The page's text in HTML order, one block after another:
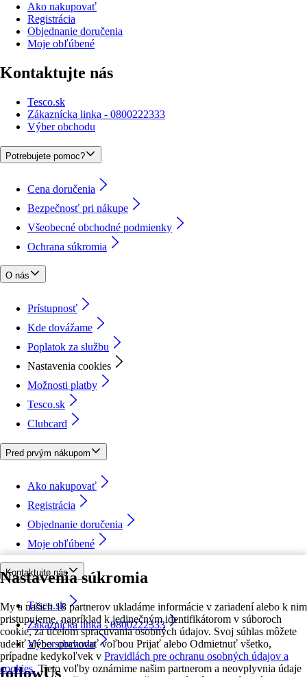
Nastavenia súkromia
My a našich 18 partnerov ukladáme informácie v zariadení alebo k nim
pristupujeme, napríklad k jedinečným identifikátorom v súboroch
cookie, za účelom spracúvania osobných údajov. Svoj súhlas môžete
udeliť alebo spravovať voľbou Prijať alebo Odmietnuť všetko,
prípadne kedykoľvek v Pravidlách pre ochranu osobných údajov a
cookies. Tieto voľby oznámime našim partnerom a neovplyvnia údaje
Ako nakupovať
Registrácia
Objednanie doručenia
Moje obľúbené
Kontaktujte nás
Tesco.sk
Zákaznícka linka - 0800222333
Výber obchodu
Potrebujete pomoc?
Cena doručenia
Bezpečnosť pri nákupe
Všeobecné obchodné podmienky
Ochrana súkromia
O nás
Prístupnosť
Kde dovážame
Poplatok za službu
Nastavenia cookies
Možnosti platby
Tesco.sk
Clubcard
Pred prvým nákupom
Ako nakupovať
Registrácia
Objednanie doručenia
Moje obľúbené
Kontaktujte nás
Tesco.sk
Zákaznícka linka - 0800222333
Výber obchodu
followUs